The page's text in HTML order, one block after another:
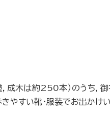
木は約250本）のうち，御
きやすい靴・服装でお出か